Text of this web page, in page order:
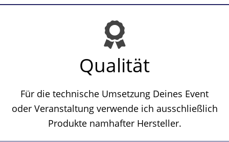
Qualität
Für die technische Umsetzung Deines Event
oder Veranstaltung verwende ich ausschließlich
Produkte namhafter Hersteller.